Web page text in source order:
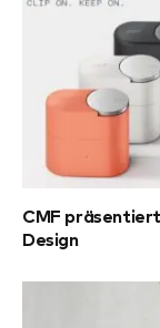
CMF
Design